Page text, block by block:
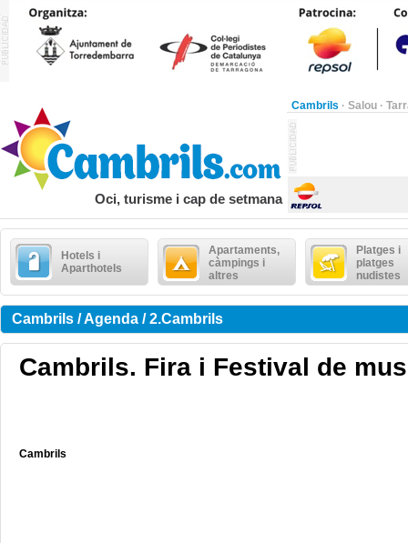
Cambrils · Salou ·
Oci, turisme i cap de setmana
Hotels i
Aparthotels
Apartaments,
càmpings i
altres
Platges i
platges
nudistes
Cambrils / Agenda / 2.Cambrils
Cambrils. Fira i Festival de
Cambrils